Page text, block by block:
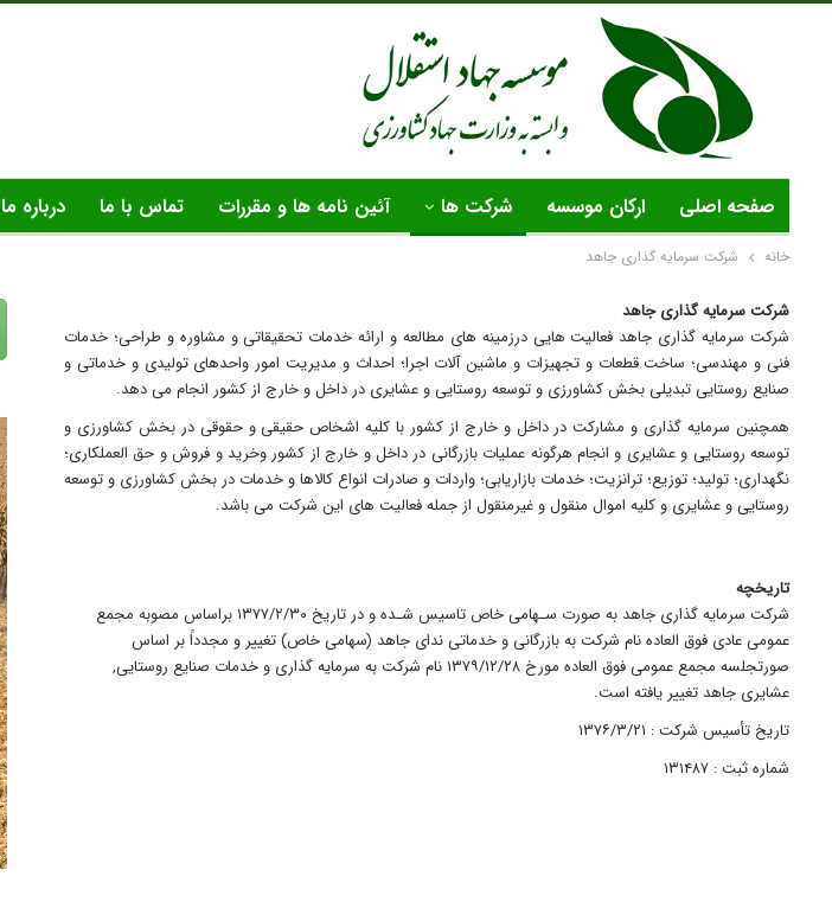
صفحه اصلی ارکان موسسه شرکت ها آئین نامه ها و مقررات تماس با ما درباره ما
خانه شرکت سرمایه گذاری جاهد
شرکت سرمایه گذاری جاهد
شرکت سرمایه گذاری جاهد فعالیت هایی درزمینه های مطالعه و ارائه خدمات تحقیقاتی و مشاوره و طراحی؛ خدمات
فنی و مهندسی؛ ساخت قطعات و تجهیزات و ماشین آلات اجرا؛ احداث و مدیریت امور واحدهای تولیدی و خدماتی و
صنایع روستایی تبدیلی بخش کشاورزی و توسعه روستایی و عشایری در داخل و خارج از کشور انجام می دهد.
همچنین سرمایه گذاری و مشارکت در داخل و خارج از کشور با کلیه اشخاص حقیقی و حقوقی در بخش کشاورزی و
توسعه روستایی و عشایری و انجام هرگونه عملیات بازرگانی در داخل و خارج از کشور وخرید و فروش و حق العملکاری؛
نگهداری؛ تولید؛ توزیع؛ ترانزیت؛ خدمات بازاریابی؛ واردات و صادرات انواع کالاها و خدمات در بخش کشاورزی و توسعه
روستایی و عشایری و کلیه اموال منقول و غیرمنقول از جمله فعالیت های این شرکت می باشد.
تاریخچه
شرکت سرمایه گذاری جاهد به صورت سـهامی خاص تاسیس شـده و در تاریخ ۱۳۷۷/۲/۳۰ براساس مصوبه مجمع
عمومی عادی فوق العاده نام شرکت به بازرگانی و خدماتی ندای جاهد (سهامی خاص) تغییر و مجدداً بر اساس
صورتجلسه مجمع عمومی فوق العاده مورخ ۱۳۷۹/۱۲/۲۸ نام شرکت به سرمایه گذاری و خدمات صنایع روستایی,
عشایری جاهد تغییر یافته است.
تاریخ تأسیس شرکت : ۱۳۷۶/۳/۲۱
شماره ثبت : ۱۳۱۴۸۷